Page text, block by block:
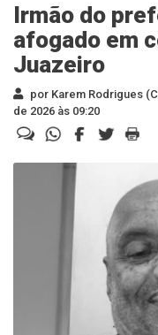
Irmão do
afogado em
Juazeiro
por Karem Rodrigues
de 2026 às 09:20